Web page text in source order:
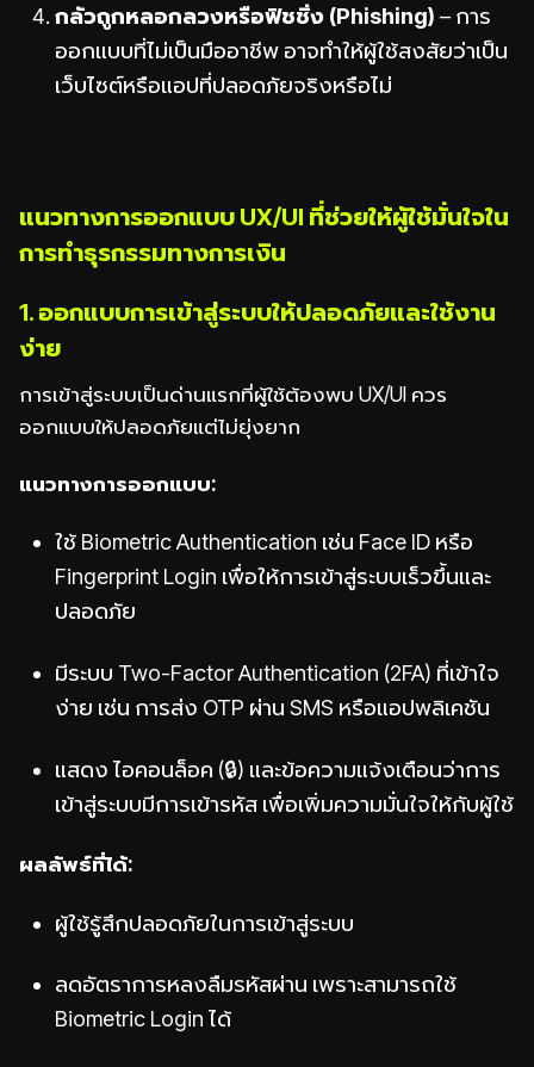
กลัวถูกหลอกลวงหรือฟิชชิ่ง (Phishing) – การ
ออกแบบที่ไม่เป็นมืออาชีพ อาจทำให้ผู้ใช้สงสัยว่าเป็น
เว็บไซต์หรือแอปที่ปลอดภัยจริงหรือไม่
แนวทางการออกแบบ UX/UI ที่ช่วยให้ผู้ใช้มั่นใจใน
การทำธุรกรรมทางการเงิน
1. ออกแบบการเข้าสู่ระบบให้ปลอดภัยและใช้งาน
ง่าย
การเข้าสู่ระบบเป็นด่านแรกที่ผู้ใช้ต้องพบ UX/UI ควร
ออกแบบให้ปลอดภัยแต่ไม่ยุ่งยาก
แนวทางการออกแบบ:
ใช้ Biometric Authentication เช่น Face ID หรือ
Fingerprint Login เพื่อให้การเข้าสู่ระบบเร็วขึ้นและ
ปลอดภัย
มีระบบ Two-Factor Authentication (2FA) ที่เข้าใจ
ง่าย เช่น การส่ง OTP ผ่าน SMS หรือแอปพลิเคชัน
แสดง ไอคอนล็อค (🔒) และข้อความแจ้งเตือนว่าการ
เข้าสู่ระบบมีการเข้ารหัส เพื่อเพิ่มความมั่นใจให้กับผู้ใช้
ผลลัพธ์ที่ได้:
ผู้ใช้รู้สึกปลอดภัยในการเข้าสู่ระบบ
ลดอัตราการหลงลืมรหัสผ่าน เพราะสามารถใช้
Biometric Login ได้